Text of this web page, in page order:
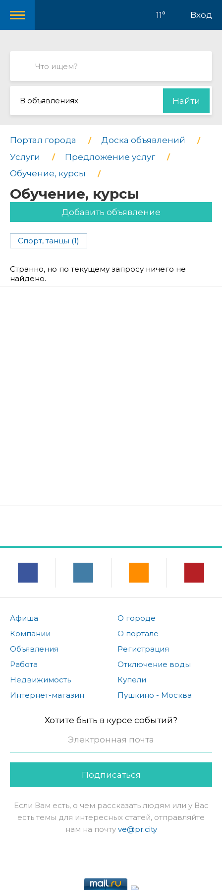
11° Вход
В объявлениях Найти
Портал города
Доска объявлений
Услуги
Предложение услуг
Обучение, курсы
Обучение, курсы
Добавить объявление
Спорт, танцы (1)
Странно, но по текущему запросу ничего не
найдено.
Афиша
Компании
Объявления
Работа
Недвижимость
Интернет-магазин
О городе
О портале
Регистрация
Отключение воды
Купели
Пушкино - Москва
Хотите быть в курсе событий?
Подписаться
Если Вам есть, о чем рассказать людям или у Вас
есть темы для интересных статей, отправляйте
нам на почту ve@pr.city